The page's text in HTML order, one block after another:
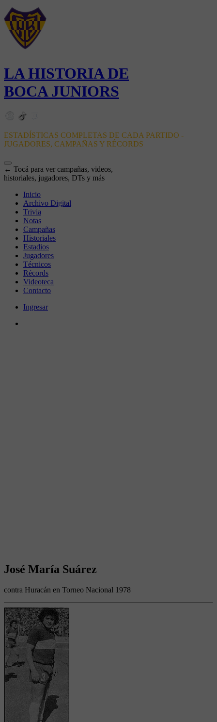
LA HISTORIA DE
BOCA JUNIORS
ESTADÍSTICAS COMPLETAS DE CADA PARTIDO -
JUGADORES, CAMPAÑAS Y RÉCORDS
← Tocá para ver campañas, videos,
historiales, jugadores, DTs y más
Inicio
Archivo Digital
Trivia
Notas
Campañas
Historiales
Estadios
Jugadores
Técnicos
Récords
Videoteca
Contacto
Ingresar
José María Suárez
contra Huracán en Torneo Nacional 1978